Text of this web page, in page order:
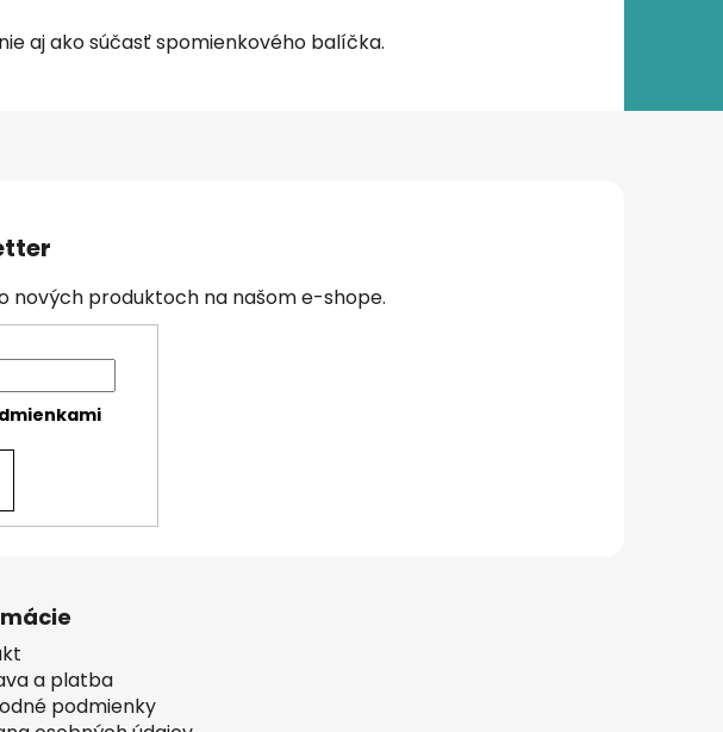
aj ako súčasť spomienkového balíčka.
nových produktoch na našom e-shope.
a platba
podmienky